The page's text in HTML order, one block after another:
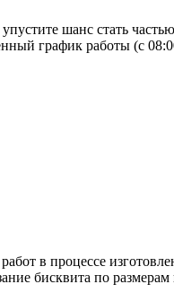
шанс стать
график работы (с
процессе
бисквита по размерам